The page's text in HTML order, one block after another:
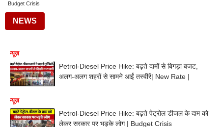
Budget Crisis
NEWS
न्यूज़
Petrol-Diesel Price Hike: बढ़ते दामों से बिगड़ा बजट,
अलग-अलग शहरों से सामने आईं तस्वीरें| New Rate |
न्यूज़
Petrol-Diesel Price Hike: बढ़ते पेट्रोल डीजल के दाम को
लेकर सरकार पर भड़के लोग | Budget Crisis